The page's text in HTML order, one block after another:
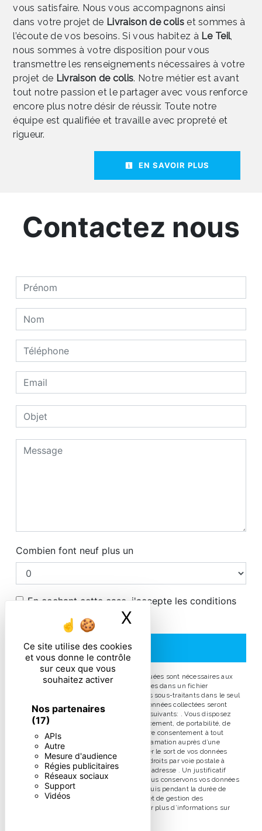
Ce site utilise des cookies
et vous donne le contrôle
sur ceux que vous
souhaitez activer
Nos partenaires
(17)
APIs
Autre
Mesure d'audience
Régies publicitaires
Réseaux sociaux
Support
Vidéos
X
vous satisfaire. Nous vous accompagnons ainsi
dans votre projet de Livraison de coliset sommes à
l’écoute de vos besoins. Si vous habitez à Le Teil,
nous sommes à votre disposition pour vous
transmettre les renseignements nécessaires à votre
projet de Livraison de colis. Notre métier est avant
tout notre passion et le partager avec vous renforce
encore plus notre désir de réussir. Toute notre
équipe est qualifiée et travaille avec propreté et
rigueur.
EN SAVOIR PLUS
Contactez nous
Combien font neuf plus un
En cochant cette case, j'accepte les conditions
particulières ci-dessous **
ENVOYER
** Les données personnelles communiquées sont nécessaires aux
fins de vous contacter et sont enregistrées dans un fichier
informatisé. Elles sont destinées à et ses sous-traitants dans le seul
but de répondre à votre message. Les données collectées seront
communiquées aux seuls destinataires suivants: . Vous disposez
de droits d’accès, de rectification, d’effacement, de portabilité, de
limitation, d’opposition, de retrait de votre consentement à tout
moment et du droit d’introduire une réclamation auprès d’une
autorité de contrôle, ainsi que d’organiser le sort de vos données
post-mortem. Vous pouvez exercer ces droits par voie postale à
l'adresse ou par courrier électronique à l'adresse . Un justificatif
d'identité pourra vous être demandé. Nous conservons vos données
pendant la période de prise de contact puis pendant la durée de
prescription légale aux fins probatoires et de gestion des
contentieux. Consultez le site cnil.fr pour plus d’informations sur